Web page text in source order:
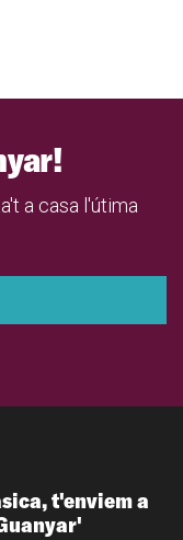
a casa l'útima
t'enviem a